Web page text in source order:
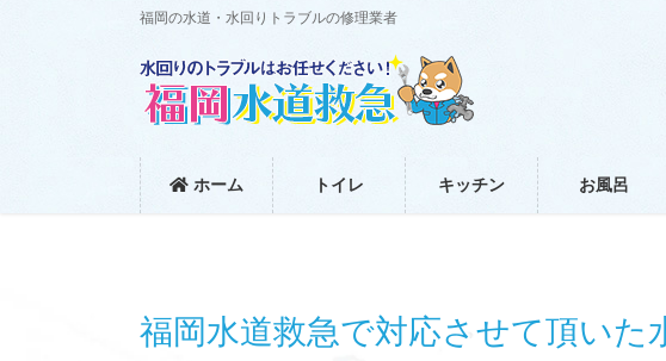
福岡の水道・水回りトラブルの修理業者
ホーム トイレ キッチン お風呂
福岡水道救急で対応させて頂いた